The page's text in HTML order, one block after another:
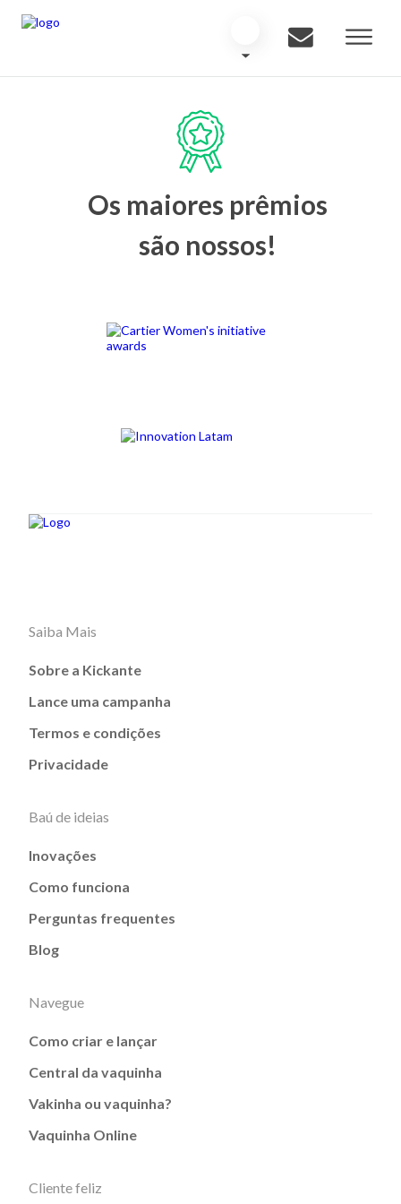
Os maiores prêmios
são nossos!
Saiba Mais
Sobre a Kickante
Lance uma campanha
Termos e condições
Privacidade
Baú de ideias
Inovações
Como funciona
Perguntas frequentes
Blog
Navegue
Como criar e lançar
Central da vaquinha
Vakinha ou vaquinha?
Vaquinha Online
Cliente feliz